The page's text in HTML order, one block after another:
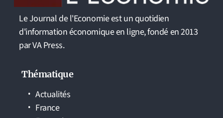
Le Journal de l'Economie est un quotidien
d'information économique en ligne, fondé en 2013
par VA Press.
Thématique
Actualités
France